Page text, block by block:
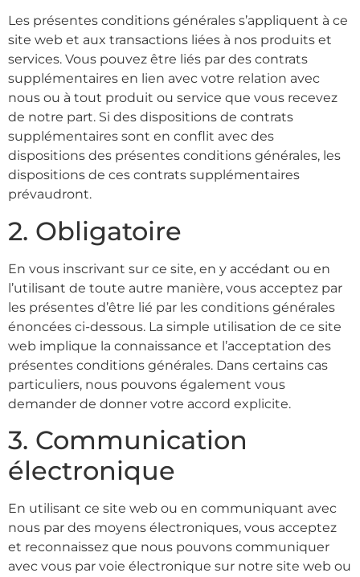
Les présentes conditions générales s’appliquent à ce
site web et aux transactions liées à nos produits et
services. Vous pouvez être liés par des contrats
supplémentaires en lien avec votre relation avec
nous ou à tout produit ou service que vous recevez
de notre part. Si des dispositions de contrats
supplémentaires sont en conflit avec des
dispositions des présentes conditions générales, les
dispositions de ces contrats supplémentaires
prévaudront.
2. Obligatoire
En vous inscrivant sur ce site, en y accédant ou en
l’utilisant de toute autre manière, vous acceptez par
les présentes d’être lié par les conditions générales
énoncées ci-dessous. La simple utilisation de ce site
web implique la connaissance et l’acceptation des
présentes conditions générales. Dans certains cas
particuliers, nous pouvons également vous
demander de donner votre accord explicite.
3. Communication
électronique
En utilisant ce site web ou en communiquant avec
nous par des moyens électroniques, vous acceptez
et reconnaissez que nous pouvons communiquer
avec vous par voie électronique sur notre site web ou